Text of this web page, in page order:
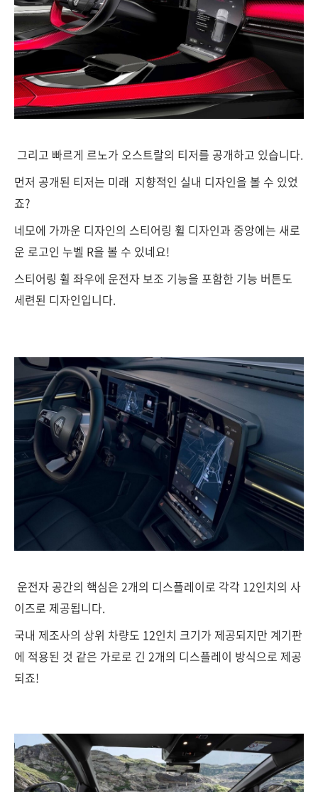
그리고 빠르게 르노가 오스트랄의 티저를 공개하고 있습니다.
먼저 공개된 티저는 미래 지향적인 실내 디자인을 볼 수 있었
죠?
네모에 가까운 디자인의 스티어링 휠 디자인과 중앙에는 새로
운 로고인 누벨 R을 볼 수 있네요!
스티어링 휠 좌우에 운전자 보조 기능을 포함한 기능 버튼도
세련된 디자인입니다.
운전자 공간의 핵심은 2개의 디스플레이로 각각 12인치의 사
이즈로 제공됩니다.
국내 제조사의 상위 차량도 12인치 크기가 제공되지만 계기판
에 적용된 것 같은 가로로 긴 2개의 디스플레이 방식으로 제공
되죠!